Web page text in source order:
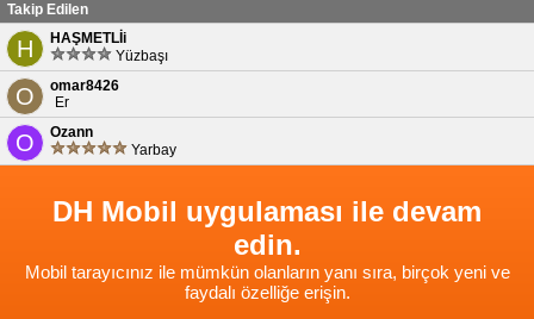
Takip Edilen
H
HAŞMETLİi
Yüzbaşı
O
omar8426
Er
O
Ozann
Yarbay
DH Mobil uygulaması ile devam
edin.
Mobil tarayıcınız ile mümkün olanların yanı sıra, birçok yeni ve
faydalı özelliğe erişin.